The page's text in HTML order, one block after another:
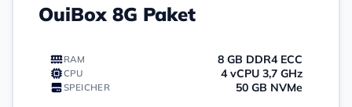
OuiBox 8G Paket
RAM 8 GB DDR4 ECC
CPU 4 vCPU 3,7 GHz
SPEICHER 50 GB NVMe